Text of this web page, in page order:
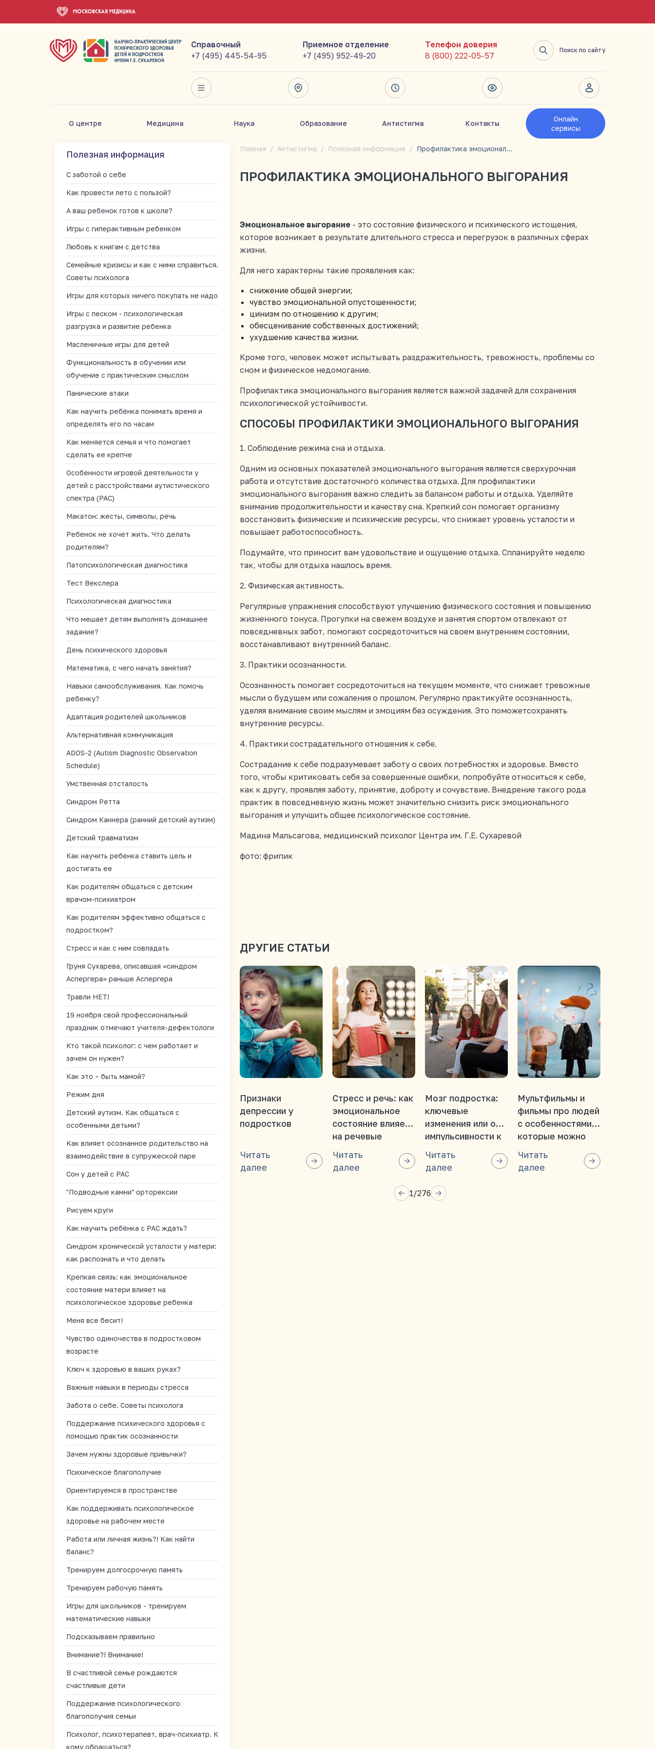
Справочный
+7 (495) 445-54-95
Приемное отделение
+7 (495) 952-49-20
Телефон доверия
8 (800) 222-05-57
Поиск по сайту
О центре Медицина Наука Образование Антистигма Контакты
Онлайн
сервисы
Полезная информация
С заботой о себе
Как провести лето с пользой?
А ваш ребенок готов к школе?
Игры с гиперактивным ребенком
Любовь к книгам с детства
Семейные кризисы и как с ними справиться.
Советы психолога
Игры для которых ничего покупать не надо
Игры с песком - психологическая
разгрузка и развитие ребенка
Масленичные игры для детей
Функциональность в обучении или
обучение с практическим смыслом
Панические атаки
Как научить ребёнка понимать время и
определять его по часам
Как меняется семья и что помогает
сделать ее крепче
Особенности игровой деятельности у
детей с расстройствами аутистического
спектра (РАС)
Макатон: жесты, символы, речь
Ребенок не хочет жить. Что делать
родителям?
Патопсихологическая диагностика
Тест Векслера
Психологическая диагностика
Что мешает детям выполнять домашнее
задание?
День психического здоровья
Математика, с чего начать занятия?
Навыки самообслуживания. Как помочь
ребенку?
Адаптация родителей школьников
Альтернативная коммуникация
ADOS-2 (Autism Diagnostic Observation
Schedule)
Умственная отсталость
Синдром Ретта
Синдром Каннера (ранний детский аутизм)
Детский травматизм
Как научить ребенка ставить цель и
достигать ее
Как родителям общаться с детским
врачом-психиатром
Как родителям эффективно общаться с
подростком?
Стресс и как с ним совладать
Груня Сухарева, описавшая «синдром
Аспергера» раньше Аспергера
Травли НЕТ!
19 ноября свой профессиональный
праздник отмечают учителя-дефектологи
Кто такой психолог: с чем работает и
зачем он нужен?
Как это – быть мамой?
Режим дня
Детский аутизм. Как общаться с
особенными детьми?
Как влияет осознанное родительство на
взаимодействие в супружеской паре
Сон у детей с РАС
"Подводные камни" орторексии
Рисуем круги
Как научить ребёнка с РАС ждать?
Синдром хронической усталости у матери:
как распознать и что делать
Крепкая связь: как эмоциональное
состояние матери влияет на
психологическое здоровье ребенка
Меня все бесит!
Чувство одиночества в подростковом
возрасте
Ключ к здоровью в ваших руках?
Важные навыки в периоды стресса
Забота о себе. Советы психолога
Поддержание психического здоровья с
помощью практик осознанности
Зачем нужны здоровые привычки?
Психическое благополучие
Ориентируемся в пространстве
Как поддерживать психологическое
здоровье на рабочем месте
Работа или личная жизнь?! Как найти
баланс?
Тренируем долгосрочную память
Тренируем рабочую память
Игры для школьников - тренируем
математические навыки
Подсказываем правильно
Внимание?! Внимание!
В счастливой семье рождаются
счастливые дети
Поддержание психологического
благополучия семьи
Психолог, психотерапевт, врач-психиатр. К
кому обращаться?
Главная Антистигма Полезная информация Профилактика эмоционального выгорания
ПРОФИЛАКТИКА ЭМОЦИОНАЛЬНОГО ВЫГОРАНИЯ
Эмоциональное выгорание - это состояние физического и психического истощения,
которое возникает в результате длительного стресса и перегрузок в различных сферах
жизни.
Для него характерны такие проявления как:
снижение общей энергии;
чувство эмоциональной опустошенности;
цинизм по отношению к другим;
обесценивание собственных достижений;
ухудшение качества жизни.
Кроме того, человек может испытывать раздражительность, тревожность, проблемы со
сном и физическое недомогание.
Профилактика эмоционального выгорания является важной задачей для сохранения
психологической устойчивости.
СПОСОБЫ ПРОФИЛАКТИКИ ЭМОЦИОНАЛЬНОГО ВЫГОРАНИЯ
1. Соблюдение режима сна и отдыха.
Одним из основных показателей эмоционального выгорания является сверхурочная
работа и отсутствие достаточного количества отдыха. Для профилактики
эмоционального выгорания важно следить за балансом работы и отдыха. Уделяйте
внимание продолжительности и качеству сна. Крепкий сон помогает организму
восстановить физические и психические ресурсы, что снижает уровень усталости и
повышает работоспособность.
Подумайте, что приносит вам удовольствие и ощущение отдыха. Спланируйте неделю
так, чтобы для отдыха нашлось время.
2. Физическая активность.
Регулярные упражнения способствуют улучшению физического состояния и повышению
жизненного тонуса. Прогулки на свежем воздухе и занятия спортом отвлекают от
повседневных забот, помогают сосредоточиться на своем внутреннем состоянии,
восстанавливают внутренний баланс.
3. Практики осознанности.
Осознанность помогает сосредоточиться на текущем моменте, что снижает тревожные
мысли о будущем или сожаления о прошлом. Регулярно практикуйте осознанность,
уделяя внимание своим мыслям и эмоциям без осуждения. Это поможетсохранять
внутренние ресурсы.
4. Практики сострадательного отношения к себе.
Сострадание к себе подразумевает заботу о своих потребностях и здоровье. Вместо
того, чтобы критиковать себя за совершенные ошибки, попробуйте относиться к себе,
как к другу, проявляя заботу, принятие, доброту и сочувствие. Внедрение такого рода
практик в повседневную жизнь может значительно снизить риск эмоционального
выгорания и улучшить общее психологическое состояние.
Мадина Мальсагова, медицинский психолог Центра им. Г.Е. Сухаревой
фото: фрипик
ДРУГИЕ СТАТЬИ
Признаки
депрессии у
подростков
Читать
далее
Стресс и речь: как
эмоциональное
состояние влияет
на речевые
Читать
далее
Мозг подростка:
ключевые
изменения или от
импульсивности к
Читать
далее
Мультфильмы и
фильмы про людей
с особенностями,
которые можно
семьей
Читать
далее
1/276